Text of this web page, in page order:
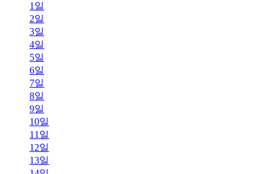
1일
2일
3일
4일
5일
6일
7일
8일
9일
10일
11일
12일
13일